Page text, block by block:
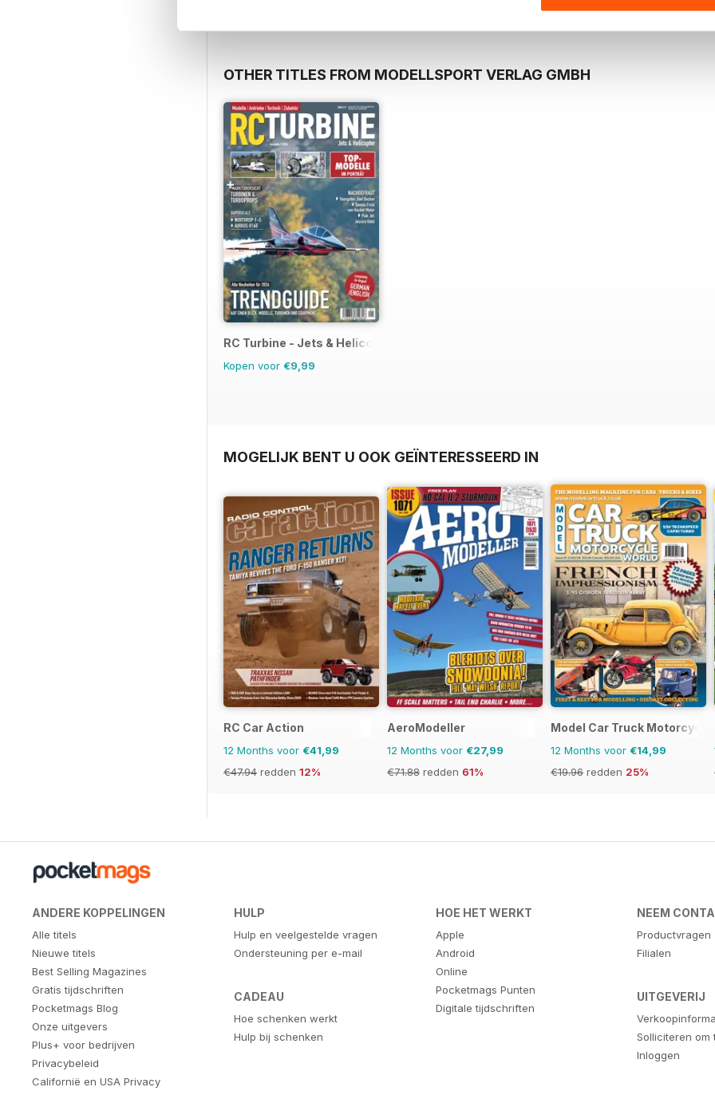
OTHER TITLES FROM MODELLSPORT VERLAG GMBH
RC Turbine - Jets & Helicopter
Kopen voor €9,99
MOGELIJK BENT U OOK GEÏNTERESSEERD IN
RC Car Action
12 Months voor €41,99
€47.94 redden 12%
AeroModeller
12 Months voor €27,99
€71.88 redden 61%
Model Car Truck
12 Months voor €14,99
€19.96 redden 25%
ANDERE KOPPELINGEN
Alle titels
Nieuwe titels
Best Selling Magazines
Gratis tijdschriften
Pocketmags Blog
Onze uitgevers
Plus+ voor bedrijven
Privacybeleid
Californië en USA Privacy
HULP
Hulp en veelgestelde vragen
Ondersteuning per e-mail
CADEAU
Hoe schenken werkt
Hulp bij schenken
HOE HET WERKT
Apple
Android
Online
Pocketmags Punten
Digitale tijdschriften
NEEM
Productvragen
Filialen
UITGEVERIJ
Solliciteren om
Inloggen